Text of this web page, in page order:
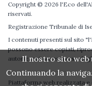
Copyright © 2026 l'Eco
riservati.
Registrazione Tribunale di
I contenuti presenti sul sito
possono essere copiati,
autorizzazione espressa
Piattaforma web realizzata e
Il nostro sito web
Continuando la